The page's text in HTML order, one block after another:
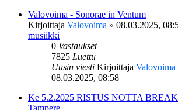
Valovoima - Sonorae in Ventum
Kirjoittaja Valovoima » 08.03.2025,
musiikki
0 Vastaukset
7825 Luettu
Uusin viesti Kirjoittaja Valovoima
08.03.2025, 08:58
Ke 5.2.2025 RISTUS NOTTA
Tampere